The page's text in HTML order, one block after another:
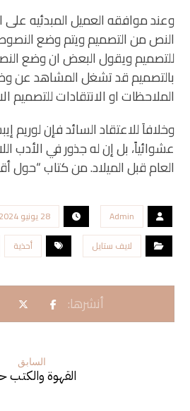
وعند موافقه العميل المبدئيه على
النص من التصميم ويتم وضع
للتصميم ويقول البعض ان وضع
بالتصميم قد تشغل المشاهد عن
الملاحظات او الانتقادات للتصميم
وخلافاَ للاعتقاد السائد فإن لوريم
عشوائياً، بل إن له جذور في الأدب
العام قبل الميلاد. من كتاب “حول
Admin
28 يونيو 2024
لايف ستايل
أحذية
السابق
القهوة والكتب